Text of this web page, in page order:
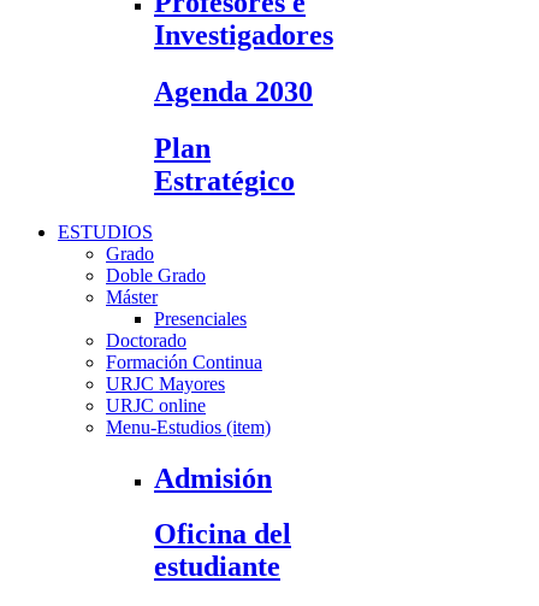
Investigadores
Agenda 2030
Plan
Estratégico
ESTUDIOS
Grado
Doble Grado
Máster
Presenciales
Doctorado
Formación Continua
URJC Mayores
URJC online
Menu-Estudios (item)
Admisión
Oficina del
estudiante